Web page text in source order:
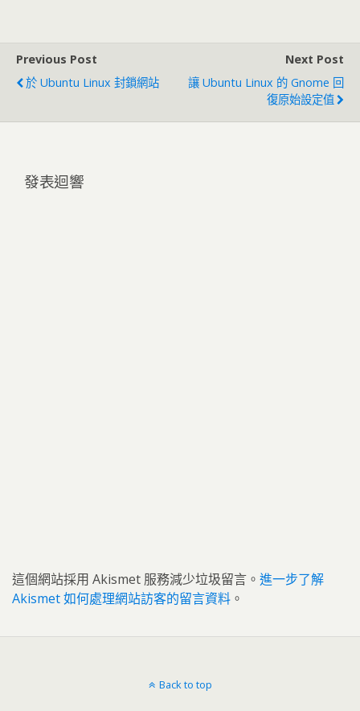
Previous Post
於 Ubuntu Linux 封鎖網站
Next Post
讓 Ubuntu Linux 的 Gnome 回
復原始設定值
發表迴響
這個網站採用 Akismet 服務減少垃圾留言。 進一步了解
Akismet 如何處理網站訪客的留言資料 。
Back to top